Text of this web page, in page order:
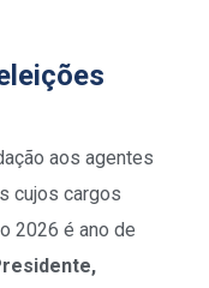
aos agentes
cujos cargos
2026 é ano de